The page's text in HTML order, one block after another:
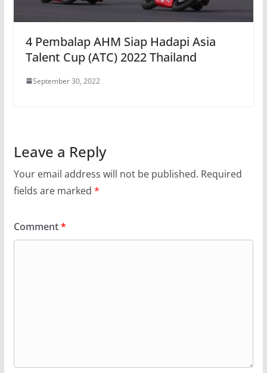
4 Pembalap AHM Siap Hadapi Asia
Talent Cup (ATC) 2022 Thailand
September 30, 2022
Leave a Reply
Your email address will not be published. Required
fields are marked *
Comment*